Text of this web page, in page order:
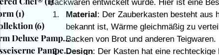
Backwaren entwickelt wurde. Hier ist eine
Material : Der Zauberkasten besteht aus
bekannt ist, Wärme gleichmäßig zu
Backen von Brot und anderen Teigwaren.
Design: Der Kasten hat eine
(1) 1 Beitrag
(6) 6 Beiträge
Mini-Muffinform Deluxe PamperedChef
(1) 1 Beitrag
Emaillierte Gusseiserne Pamperedche
(4)4 Beiträge